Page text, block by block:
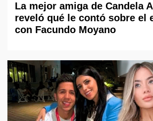
La mejor amiga de Candela
reveló qué le contó sobre el
con Facundo Moyano